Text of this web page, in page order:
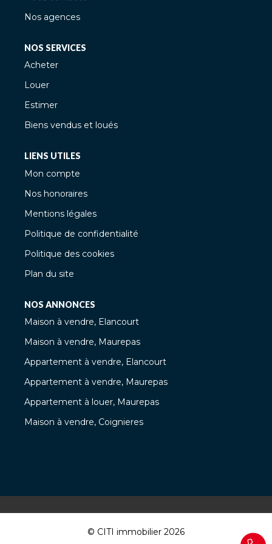
Nos agences
NOS SERVICES
Acheter
Louer
Estimer
Biens vendus et loués
LIENS UTILES
Mon compte
Nos honoraires
Mentions légales
Politique de confidentialité
Politique des cookies
Plan du site
NOS ANNONCES
Maison à vendre, Elancourt
Maison à vendre, Maurepas
Appartement à vendre, Elancourt
Appartement à vendre, Maurepas
Appartement à louer, Maurepas
Maison à vendre, Coignieres
© CITI immobilier 2026